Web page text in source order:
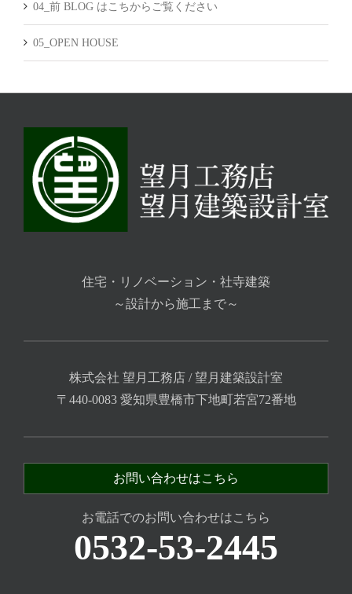
04_前 BLOG はこちからご覧ください
05_OPEN HOUSE
住宅・リノベーション・社寺建築
～設計から施工まで～
株式会社 望月工務店 / 望月建築設計室
〒440-0083 愛知県豊橋市下地町若宮72番地
お問い合わせはこちら
お電話でのお問い合わせはこちら
0532-53-2445